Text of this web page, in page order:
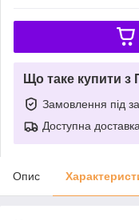
Що таке купити з
Замовлення під
Доступна доставка
Опис